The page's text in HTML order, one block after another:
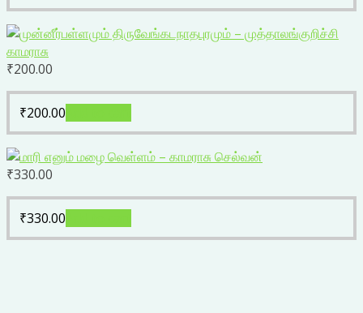
₹200.00
₹200.00
₹330.00
₹330.00